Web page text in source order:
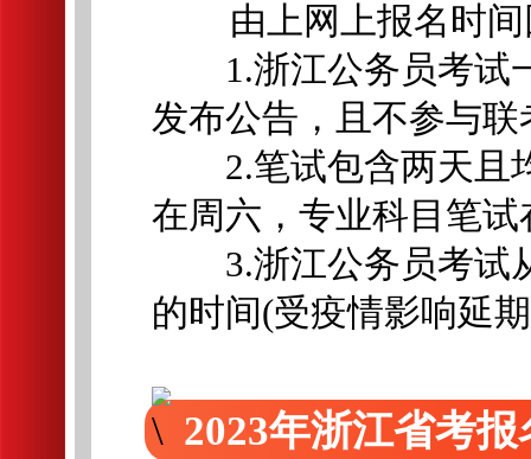
由上网上报名时间
1.浙江公务员考试一
发布公告，且不参与联
2.笔试包含两天且
在周六，专业科目笔试
3.浙江公务员考试从
的时间(受疫情影响延
2023年浙江省考